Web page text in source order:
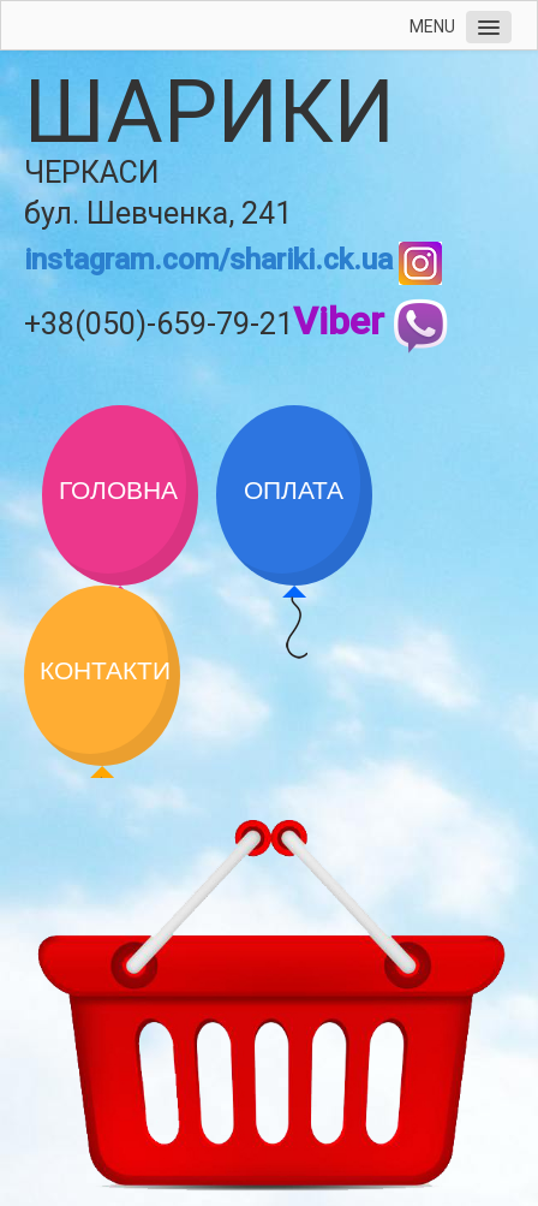
MENU
ШАРИКИ
ЧЕРКАСИ
бул. Шевченка, 241
instagram.com/shariki.ck.ua
+38(050)-659-79-21Viber
ГОЛОВНА ОПЛАТА
КОНТАКТИ